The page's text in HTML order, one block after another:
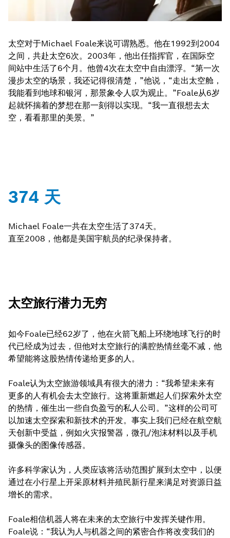
太空对于Michael Foale来说可谓熟悉。他在1992到2004
之间，共赴太空6次。2003年，他出任指挥官，在国际空
间站中生活了6个月。他曾4次在太空中自由漂浮。“第一次
漫步太空的场景，我还记得很清楚，”他说，“走出太空舱，
我能看到地球和银河，那景象令人叹为观止。”Foale从6岁
起就怀揣着的梦想在那一刻得以实现。“我一直很想去太
空，看看那里的美景。”
374 天
Michael Foale一共在太空生活了374天。
直至2008，他都是美国宇航员的纪录保持者。
太空旅行潜力无穷
如今Foale已经62岁了，他在火箭飞船上环绕地球飞行的时
代已经成为过去，但他对太空旅行的满腔热情丝毫不减，他
希望能将这股热情传递给更多的人。
Foale认为太空旅游领域具有很大的潜力：“我希望未来有
更多的人有机会去太空旅行。这将重新燃起人们探索外太空
的热情，催生出一些自负盈亏的私人公司。”这样的公司可
以加速太空探索和新技术的开发。事实上我们已经在航空航
天创新中受益，例如火灾报警器，微孔/泡沫材料以及手机
摄像头的图像传感器。
许多科学家认为，人类应该将活动范围扩展到太空中，以便
通过在小行星上开采原材料并殖民新行星来满足对资源日益
增长的需求。
Foale相信机器人将在未来的太空旅行中发挥关键作用。
Foale说：“我认为人与机器之间的紧密合作将改变我们的